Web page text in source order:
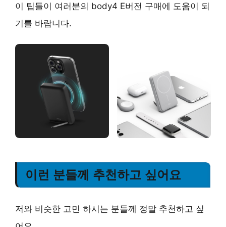
이 팁들이 여러분의 body4 E버전 구매에 도움이 되
기를 바랍니다.
이런 분들께 추천하고 싶어요
저와 비슷한 고민 하시는 분들께 정말 추천하고 싶